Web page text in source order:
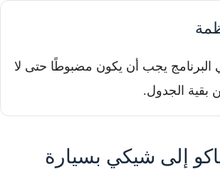
البرنامج يجب أن يكون مضبوطًا حتى لا
بقية الجدول.
إلى شيكي بسيارة